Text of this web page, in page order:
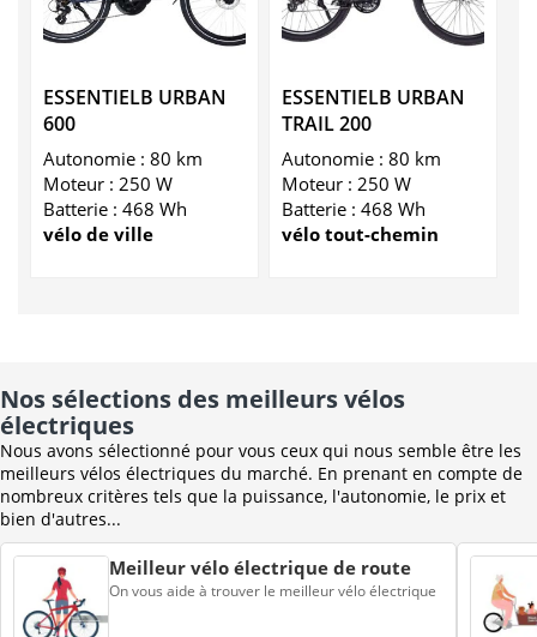
ESSENTIELB URBAN
600
Autonomie : 80 km
Moteur : 250 W
Batterie : 468 Wh
vélo de ville
ESSENTIELB URBAN
TRAIL 200
Autonomie : 80 km
Moteur : 250 W
Batterie : 468 Wh
vélo tout-chemin
Nos sélections des meilleurs vélos
électriques
Nous avons sélectionné pour vous ceux qui nous semble être les
meilleurs vélos électriques du marché. En prenant en compte de
nombreux critères tels que la puissance, l'autonomie, le prix et
bien d'autres...
Meilleur vélo électrique de route
On vous aide à trouver le meilleur vélo électrique